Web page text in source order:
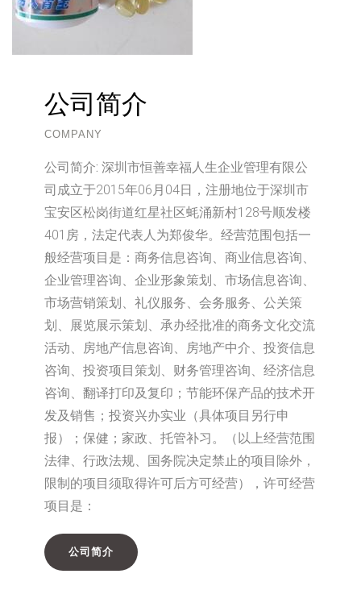
公司简介
COMPANY
公司简介: 深圳市恒善幸福人生企业管理有限公
司成立于2015年06月04日，注册地位于深圳市
宝安区松岗街道红星社区蚝涌新村128号顺发楼
401房，法定代表人为郑俊华。经营范围包括一
般经营项目是：商务信息咨询、商业信息咨询、
企业管理咨询、企业形象策划、市场信息咨询、
市场营销策划、礼仪服务、会务服务、公关策
划、展览展示策划、承办经批准的商务文化交流
活动、房地产信息咨询、房地产中介、投资信息
咨询、投资项目策划、财务管理咨询、经济信息
咨询、翻译打印及复印；节能环保产品的技术开
发及销售；投资兴办实业（具体项目另行申
报）；保健；家政、托管补习。（以上经营范围
法律、行政法规、国务院决定禁止的项目除外，
限制的项目须取得许可后方可经营），许可经营
项目是：
公司简介